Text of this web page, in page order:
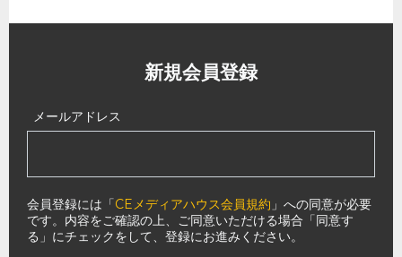
新規会員登録
メールアドレス
会員登録には「CEメディアハウス会員規約 」への同意が必要
です。内容をご確認の上、ご同意いただける場合「同意す
る」にチェックをして、登録にお進みください。